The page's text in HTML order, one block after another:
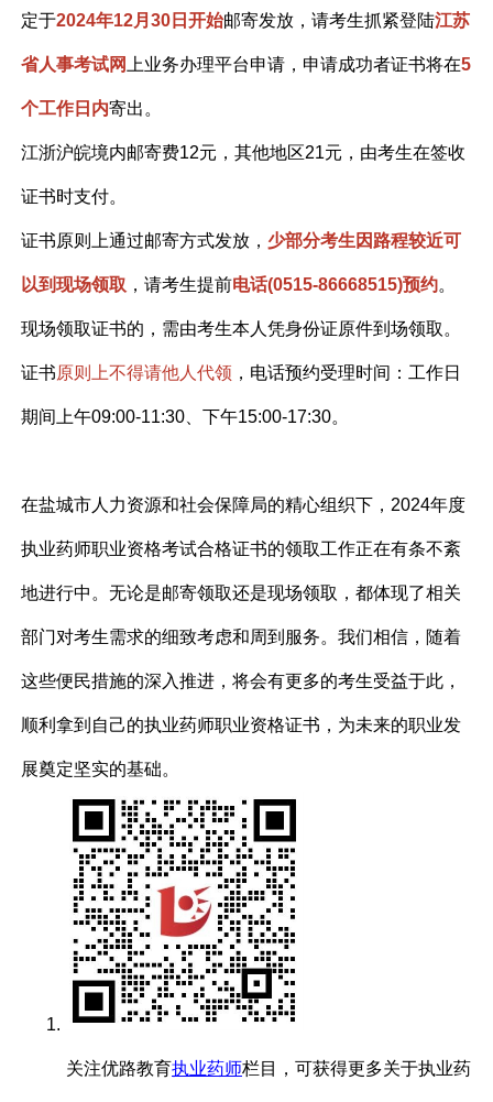
定于2024年12月30日开始邮寄发放，请考生抓紧登陆江苏
省人事考试网 上业务办理平台申请，申请成功者证书将在5
个工作日内寄出。
江浙沪皖境内邮寄费12元，其他地区21元，由考生在签收
证书时支付。
证书原则上通过邮寄方式发放， 少部分考生因路程较近可
以到现场领取 ，请考生提前电话(0515-86668515)预约。
现场领取证书的，需由考生本人凭身份证原件到场领取。
证书原则上不得请他人代领 ，电话预约受理时间：工作日
期间上午09:00-11:30、下午15:00-17:30。
在盐城市人力资源和社会保障局的精心组织下，2024年度
执业药师职业资格考试合格证书的领取工作正在有条不紊
地进行中。无论是邮寄领取还是现场领取，都体现了相关
部门对考生需求的细致考虑和周到服务。我们相信，随着
这些便民措施的深入推进，将会有更多的考生受益于此，
顺利拿到自己的执业药师职业资格证书，为未来的职业发
展奠定坚实的基础。
关注优路教育执业药师栏目，可获得更多关于执业药